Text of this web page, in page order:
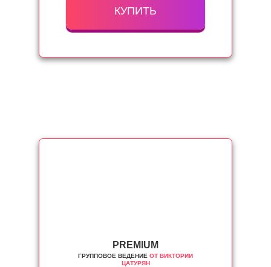
КУПИТЬ
ГРУППОВОЕ ВЕДЕНИЕ ОТ ВИКТОРИИ
ЦАТУРЯН
PREMIUM